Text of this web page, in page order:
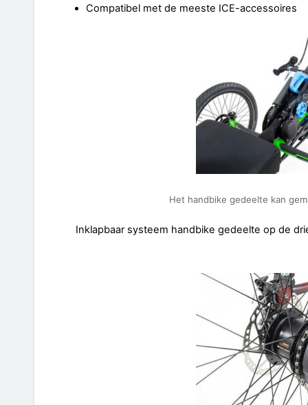
Compatibel met de meeste ICE-accessoires
Het handbike gedeelte kan
Inklapbaar systeem handbike gedeelte op de